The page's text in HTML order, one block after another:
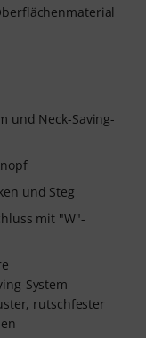
und Neck-Saving-
und Steg
mit "W"-
System
rutschfester